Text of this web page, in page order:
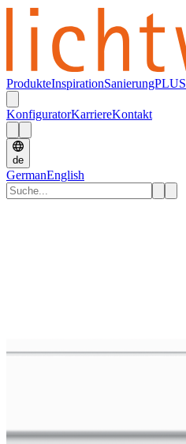
ProdukteInspirationSanierungPLUS
KonfiguratorKarriereKontakt
de
GermanEnglish